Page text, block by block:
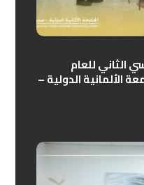
الثاني للعام
في الجامعة الألمانية الدولية –